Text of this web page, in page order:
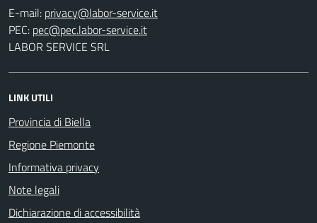
E-mail:
PEC:
LABOR SERVICE SRL
LINK UTILI
Provincia di Biella
Regione Piemonte
Informativa privacy
Note legali
Dichiarazione di accessibilità